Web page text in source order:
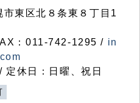
東区北８条東８丁目1
：011-742-1295 / in
休日：日曜、祝日